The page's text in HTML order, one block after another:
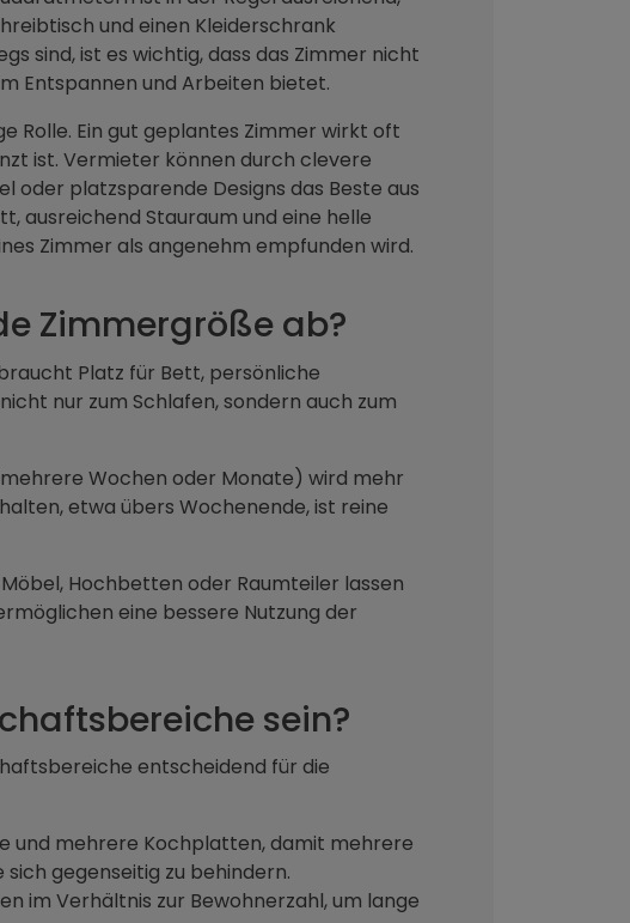
und einen Kleiderschrank
sind, ist es wichtig, dass das Zimmer nicht
Entspannen und Arbeiten bietet.
Rolle. Ein gut geplantes Zimmer wirkt oft
ist. Vermieter können durch clevere
oder platzsparende Designs das Beste aus
ausreichend Stauraum und eine helle
Zimmer als angenehm empfunden wird.
Zimmergröße ab?
Platz für Bett, persönliche
nur zum Schlafen, sondern auch zum
Wochen oder Monate) wird mehr
etwa übers Wochenende, ist reine
Hochbetten oder Raumteiler lassen
eine bessere Nutzung der
sein?
entscheidend für die
und mehrere Kochplatten, damit mehrere
gegenseitig zu behindern.
im Verhältnis zur Bewohnerzahl, um lange